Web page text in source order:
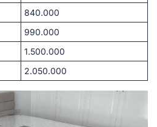
840.000
990.000
1.500.000
2.050.000